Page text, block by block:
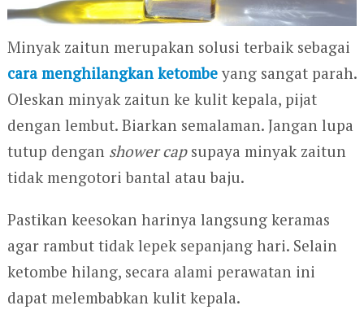
Minyak zaitun merupakan solusi terbaik sebagai
cara menghilangkan ketombeyang sangat parah.
Oleskan minyak zaitun ke kulit kepala, pijat
dengan lembut. Biarkan semalaman. Jangan lupa
tutup dengan shower capsupaya minyak zaitun
tidak mengotori bantal atau baju.
Pastikan keesokan harinya langsung keramas
agar rambut tidak lepek sepanjang hari. Selain
ketombe hilang, secara alami perawatan ini
dapat melembabkan kulit kepala.